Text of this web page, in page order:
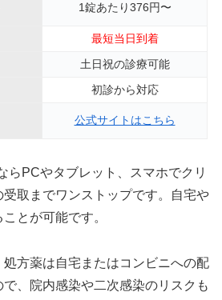
1錠あたり376円〜
最短当日到着
土日祝の診療可能
初診から対応
公式サイトはこちら
らPCやタブレット、スマホでクリ
取までワンストップです。自宅や
とが可能です。
方薬は自宅またはコンビニへの配
、院内感染や二次感染のリスクも